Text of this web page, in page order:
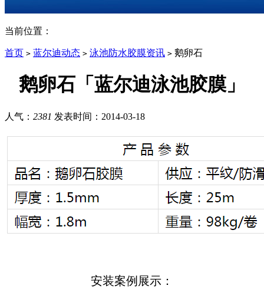
当前位置：
首页 > 蓝尔迪动态 > 泳池防水胶膜资讯 > 鹅卵石
鹅卵石「蓝尔迪泳池胶膜」
人气： 2381 发表时间： 2014-03-18
安装案例展示：